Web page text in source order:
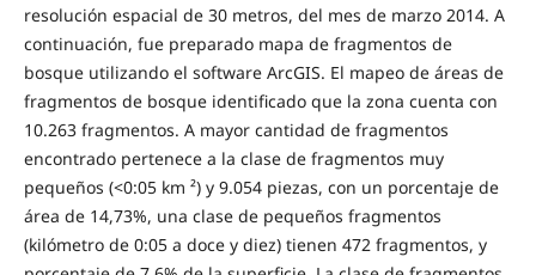
resolución espacial de 30 metros, del mes de marzo 2014. A
continuación, fue preparado mapa de fragmentos de
bosque utilizando el software ArcGIS. El mapeo de áreas de
fragmentos de bosque identificado que la zona cuenta con
10.263 fragmentos. A mayor cantidad de fragmentos
encontrado pertenece a la clase de fragmentos muy
pequeños (<0:05 km ²) y 9.054 piezas, con un porcentaje de
área de 14,73%, una clase de pequeños fragmentos
(kilómetro de 0:05 a doce y diez) tienen 472 fragmentos, y